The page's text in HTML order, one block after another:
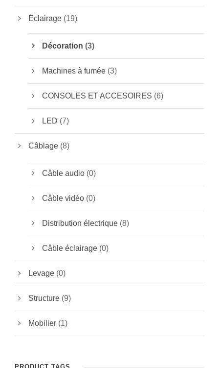
Éclairage (19)
Décoration (3)
Machines à fumée (3)
CONSOLES ET ACCESOIRES (6)
LED (7)
Câblage (8)
Câble audio (0)
Câble vidéo (0)
Distribution électrique (8)
Câble éclairage (0)
Levage (0)
Structure (9)
Mobilier (1)